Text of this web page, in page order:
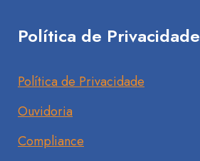
Política de Privacidade
Política de Privacidade
Ouvidoria
Compliance